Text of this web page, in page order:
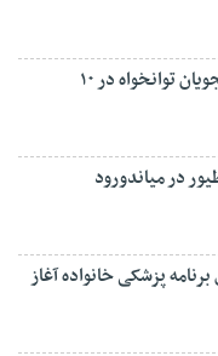
اهدای تبلت ویژه دانشجویان توانخواه در ۱۰
پزشکی خانواده آغاز